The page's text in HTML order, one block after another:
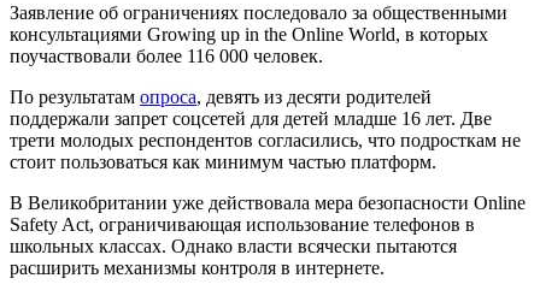
Заявление об ограничениях последовало за общественными
консультациями Growing up in the Online World, в которых
поучаствовали более 116 000 человек.
По результатам опроса, девять из десяти родителей
поддержали запрет соцсетей для детей младше 16 лет. Две
трети молодых респондентов согласились, что подросткам не
стоит пользоваться как минимум частью платформ.
В Великобритании уже действовала мера безопасности Online
Safety Act, ограничивающая использование телефонов в
школьных классах. Однако власти всячески пытаются
расширить механизмы контроля в интернете.